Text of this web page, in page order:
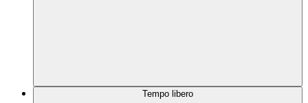
Tempo libero